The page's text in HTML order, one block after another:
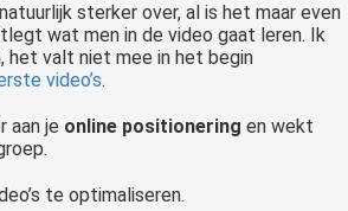
sterker over, al is het maar even
wat men in de video gaat leren. Ik
het valt niet mee in het begin
video’s.
aan je online positionering en wekt
te optimaliseren.